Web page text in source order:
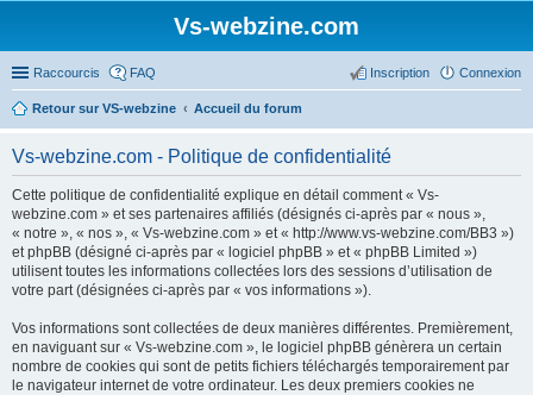
Vs-webzine.com
Raccourcis FAQ Connexion
Inscription
Retour sur VS-webzine Accueil du forum
Vs-webzine.com - Politique de confidentialité
Cette politique de confidentialité explique en détail comment « Vs-
webzine.com » et ses partenaires affiliés (désignés ci-après par « nous »,
« notre », « nos », « Vs-webzine.com » et « http://www.vs-webzine.com/BB3 »)
et phpBB (désigné ci-après par « logiciel phpBB » et « phpBB Limited »)
utilisent toutes les informations collectées lors des sessions d’utilisation de
votre part (désignées ci-après par « vos informations »).
Vos informations sont collectées de deux manières différentes. Premièrement,
en naviguant sur « Vs-webzine.com », le logiciel phpBB génèrera un certain
nombre de cookies qui sont de petits fichiers téléchargés temporairement par
le navigateur internet de votre ordinateur. Les deux premiers cookies ne